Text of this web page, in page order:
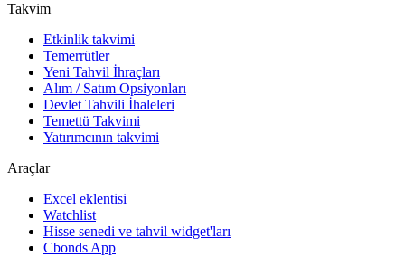
Takvim
Etkinlik takvimi
Temerrütler
Yeni Tahvil İhraçları
Alım / Satım Opsiyonları
Devlet Tahvili İhaleleri
Temettü Takvimi
Yatırımcının takvimi
Araçlar
Excel eklentisi
Watchlist
Hisse senedi ve tahvil widget'ları
Cbonds App